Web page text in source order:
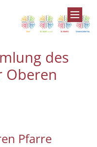
des
Oberen
Pfarre